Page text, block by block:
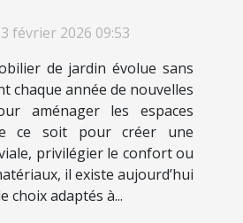
février 2026 09:53
de jardin évolue sans
chaque année de nouvelles
aménager les espaces
ce soit pour créer une
privilégier le confort ou
il existe aujourd’hui
choix adaptés à...